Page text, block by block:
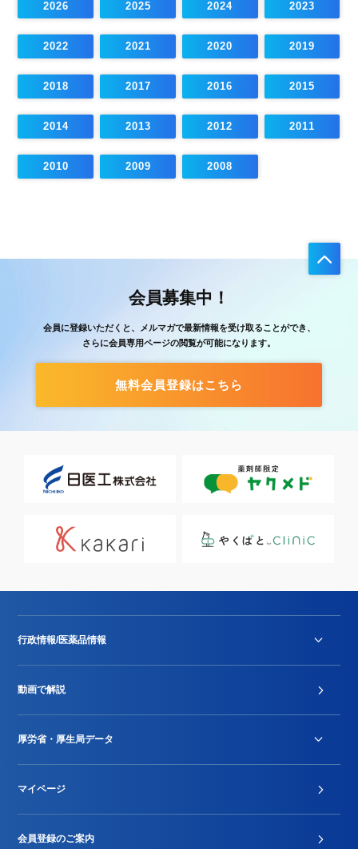
2026 2025 2024 2023
2022 2021 2020 2019
2018 2017 2016 2015
2014 2013 2012 2011
2010 2009 2008
会員募集中！
会員に登録いただくと、メルマガで最新情報を受け取ることができ、
さらに会員専用ページの閲覧が可能になります。
無料会員登録はこちら
行政情報/医薬品情報
Stu-GEレポート
動画で解説
厚労省・厚生局データ
2024年度新設項目届出状況
マイページ
会員登録のご案内